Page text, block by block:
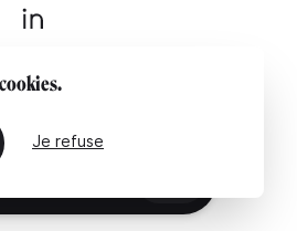
Contactez-nous
Je refuse